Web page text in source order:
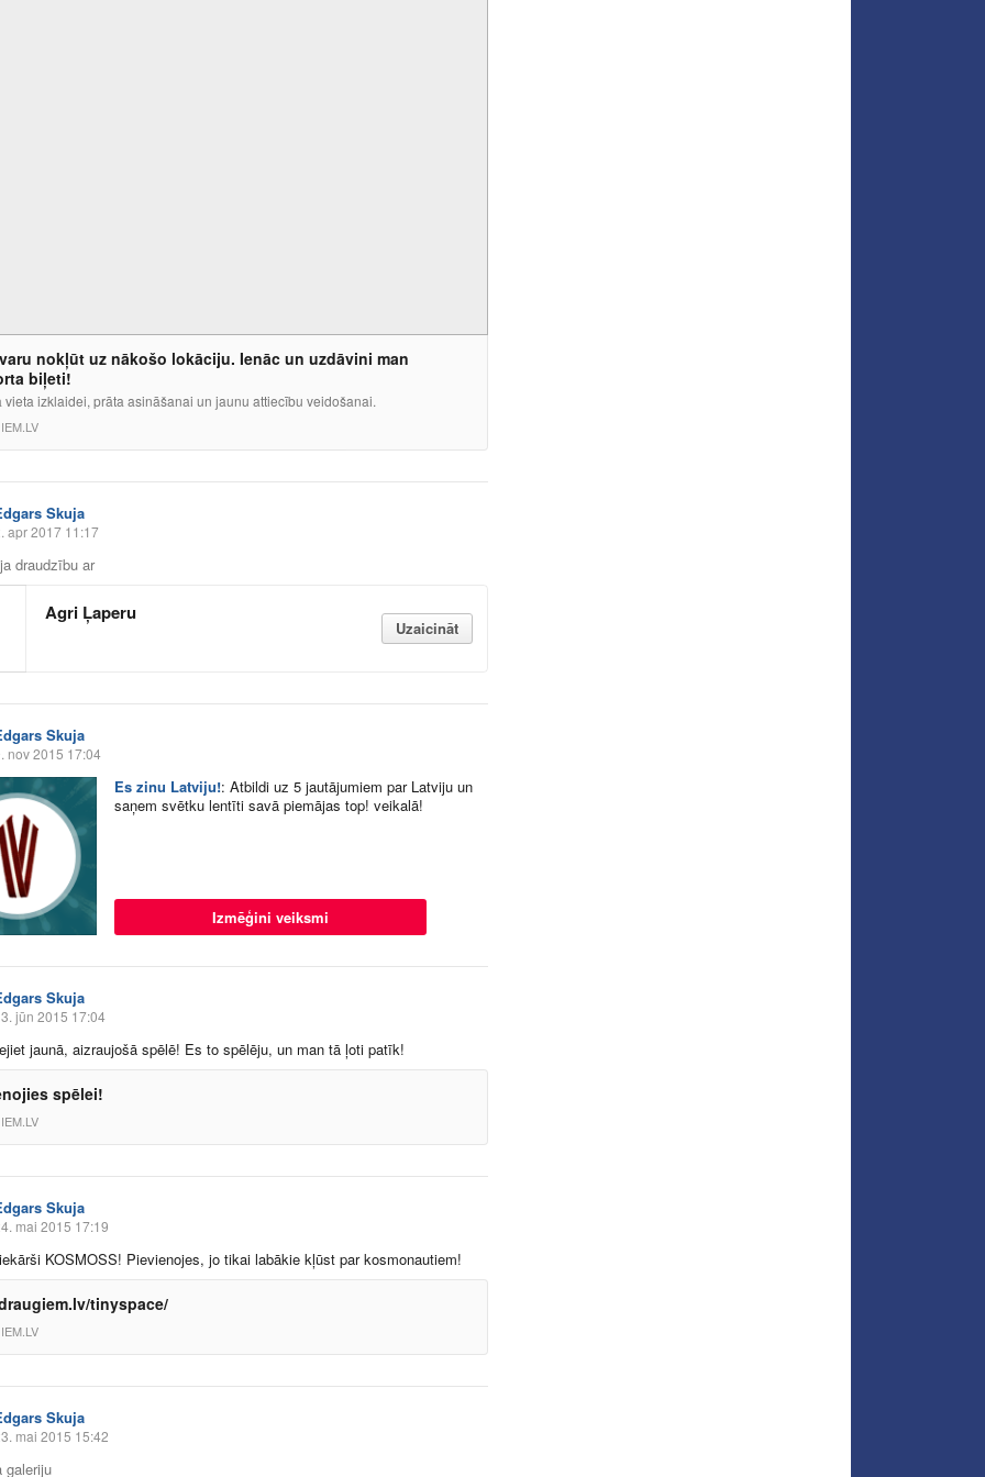
nokļūt uz nākošo lokāciju. Ienāc un uzdāvini man
biļeti!
vieta izklaidei, prāta asināšanai un jaunu attiecību veidošanai.
Skuja
apr 2017 11:17
draudzību ar
Agri Ļaperu
Uzaicināt
Skuja
nov 2015 17:04
Es zinu Latviju!: Atbildi uz 5 jautājumiem par Latviju un
saņem svētku lentīti savā piemājas top! veikalā!
Izmēģini veiksmi
Skuja
jūn 2015 17:04
jaunā, aizraujošā spēlē! Es to spēlēju, un man tā ļoti patīk!
spēlei!
Skuja
mai 2015 17:19
KOSMOSS! Pievienojes, jo tikai labākie kļūst par kosmonautiem!
tinyspace/
Skuja
mai 2015 15:42
galeriju